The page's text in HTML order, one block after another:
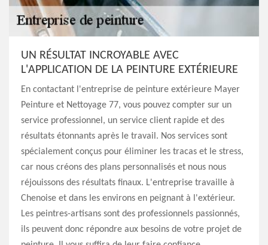
UN RÉSULTAT INCROYABLE AVEC
L'APPLICATION DE LA PEINTURE EXTÉRIEURE
En contactant l'entreprise de peinture extérieure Mayer
Peinture et Nettoyage 77, vous pouvez compter sur un
service professionnel, un service client rapide et des
résultats étonnants après le travail. Nos services sont
spécialement conçus pour éliminer les tracas et le stress,
car nous créons des plans personnalisés et nous nous
réjouissons des résultats finaux. L'entreprise travaille à
Chenoise et dans les environs en peignant à l'extérieur.
Les peintres-artisans sont des professionnels passionnés,
ils peuvent donc répondre aux besoins de votre projet de